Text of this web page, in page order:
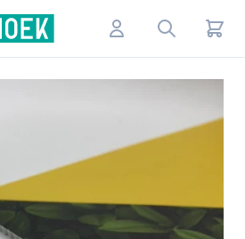
AccountSearch